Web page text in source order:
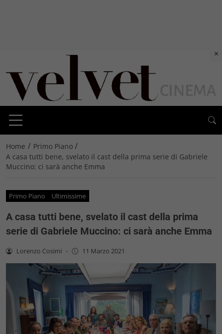
Home / Primo Piano /
A casa tutti bene, svelato il cast della prima serie di Gabriele
Muccino: ci sarà anche Emma
Primo Piano Ultimissime
A casa tutti bene, svelato il cast della prima
serie di Gabriele Muccino: ci sarà anche Emma
Lorenzo Cosimi - 11 Marzo 2021
×